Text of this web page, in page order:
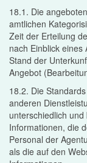
18.1. Die
amtlichen
Zeit der Erteilung
nach Einblick
Stand der
Angebot
18.2. Die
anderen
unterschiedlich
Informationen, die
Personal der
als die auf den